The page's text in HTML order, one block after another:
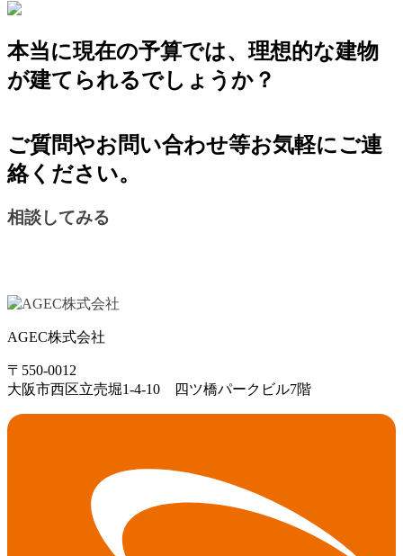
本当に現在の予算では、理想的な建物
が建てられるでしょうか？
ご質問やお問い合わせ等お気軽にご連
絡ください。
相談してみる
AGEC株式会社
〒550-0012
大阪市西区立売堀1-4-10 四ツ橋パークビル7階